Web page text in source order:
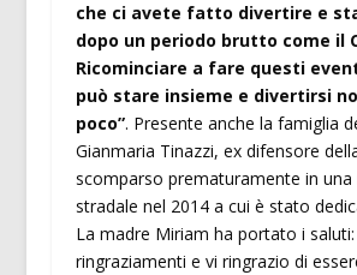
che ci avete fatto divertire e
dopo un periodo brutto come il
Ricominciare a fare questi
può stare insieme e divertirsi
poco”. Presente anche la famiglia
Gianmaria Tinazzi, ex difensore
scomparso prematuramente in una
stradale nel 2014 a cui è stato
La madre Miriam ha portato i saluti:
ringraziamenti e vi ringrazio di